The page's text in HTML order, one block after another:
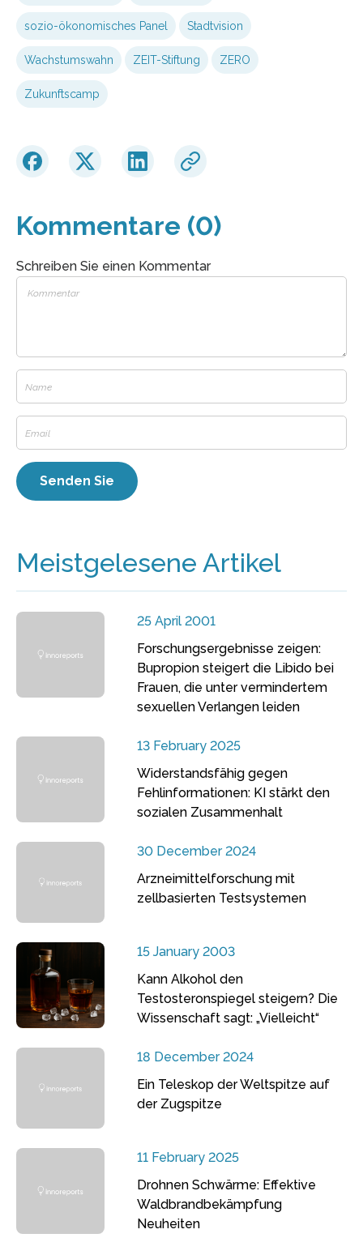
sozio-ökonomisches Panel Stadtvision
Wachstumswahn ZEIT-Stiftung ZERO
Zukunftscamp
Kommentare (0)
Schreiben Sie einen Kommentar
Meistgelesene Artikel
25 April 2001
Forschungsergebnisse zeigen:
Bupropion steigert die Libido bei
Frauen, die unter vermindertem
sexuellen Verlangen leiden
13 February 2025
Widerstandsfähig gegen
Fehlinformationen: KI stärkt den
sozialen Zusammenhalt
30 December 2024
Arzneimittelforschung mit
zellbasierten Testsystemen
15 January 2003
Kann Alkohol den
Testosteronspiegel steigern? Die
Wissenschaft sagt: „Vielleicht“
18 December 2024
Ein Teleskop der Weltspitze auf
der Zugspitze
11 February 2025
Drohnen Schwärme: Effektive
Waldbrandbekämpfung
Neuheiten